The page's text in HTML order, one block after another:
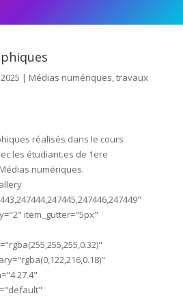
| Médias numériques,travaux
réalisés dans le cours
les étudiant.es de 1ere
numériques.
item_gutter="5px"